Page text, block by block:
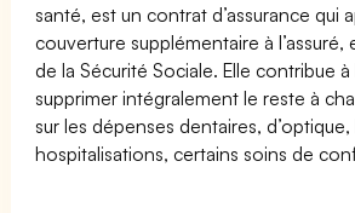
santé, est un contrat d’assurance qui
couverture supplémentaire à
de la Sécurité Sociale. Elle contribue
supprimer intégralement le reste à
sur les dépenses dentaires, d’optique,
hospitalisations, certains soins de